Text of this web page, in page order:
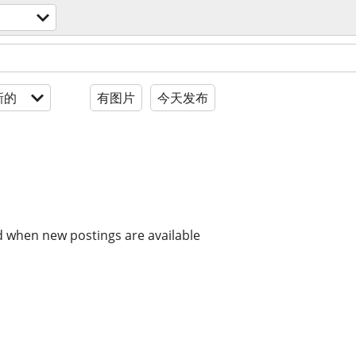
的 有图片 今天发布
new postings are available